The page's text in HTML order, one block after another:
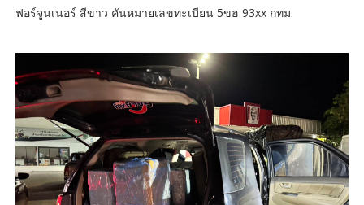
ฟอร์จูนเนอร์ สีขาว คันหมายเลขทะเบียน 5ขฮ 93xx กทม.